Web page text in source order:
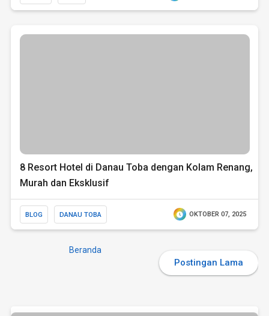
8 Resort Hotel di Danau Toba dengan Kolam Renang,
Murah dan Eksklusif
BLOG DANAU TOBA OKTOBER 07, 2025
Postingan Lama
Beranda